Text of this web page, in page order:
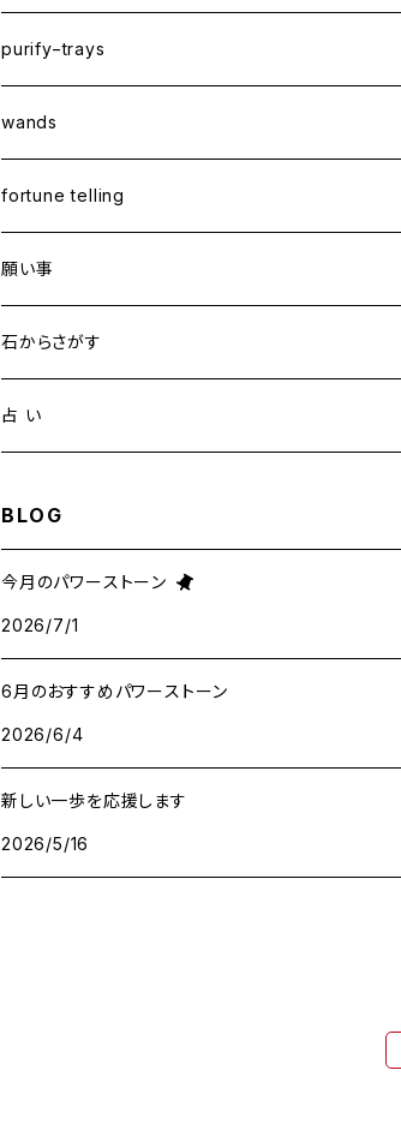
purify−trays
wands
fortune telling
願い事
健康・恋愛・愛情
精神安定・安らぎ
成功・パワー
石からさがす
アイオライト
アベンチュリン
アラゴナイト
占 い
BLOG
今月のパワーストーン
2026/7/1
6月のおすすめパワーストーン
2026/6/4
新しい一歩を応援します
2026/5/16